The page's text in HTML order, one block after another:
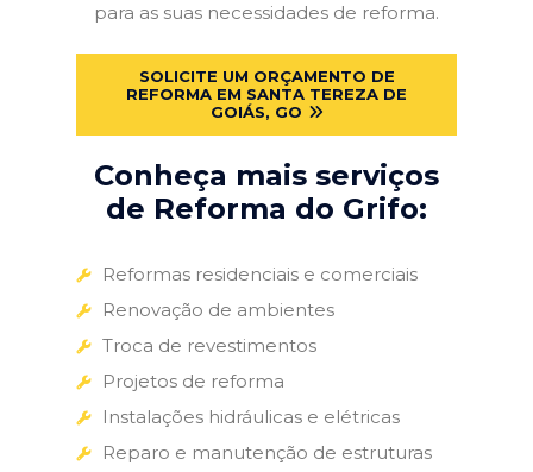
para as suas necessidades de reforma.
SOLICITE UM ORÇAMENTO DE
REFORMA EM SANTA TEREZA DE
GOIÁS, GO
Conheça mais serviços
de Reforma do Grifo:
Reformas residenciais e comerciais
Renovação de ambientes
Troca de revestimentos
Projetos de reforma
Instalações hidráulicas e elétricas
Reparo e manutenção de estruturas